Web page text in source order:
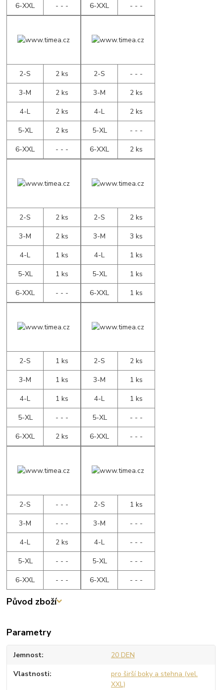
6-XXL
- - -
6-XXL
- - -
2-S
2 ks
3-M
2 ks
4-L
2 ks
5-XL
2 ks
6-XXL
- - -
2-S
- - -
3-M
2 ks
4-L
2 ks
5-XL
- - -
6-XXL
2 ks
2-S
2 ks
3-M
2 ks
4-L
1 ks
5-XL
1 ks
6-XXL
- - -
2-S
2 ks
3-M
3 ks
4-L
1 ks
5-XL
1 ks
6-XXL
1 ks
2-S
1 ks
3-M
1 ks
4-L
1 ks
5-XL
- - -
6-XXL
2 ks
2-S
2 ks
3-M
1 ks
4-L
1 ks
5-XL
- - -
6-XXL
- - -
2-S
- - -
3-M
- - -
4-L
2 ks
5-XL
- - -
6-XXL
- - -
2-S
1 ks
3-M
- - -
4-L
- - -
5-XL
- - -
6-XXL
- - -
Původ zboží
Parametry
Jemnost 20 DEN
Vlastnosti
pro širší boky a stehna (vel.
XXL)